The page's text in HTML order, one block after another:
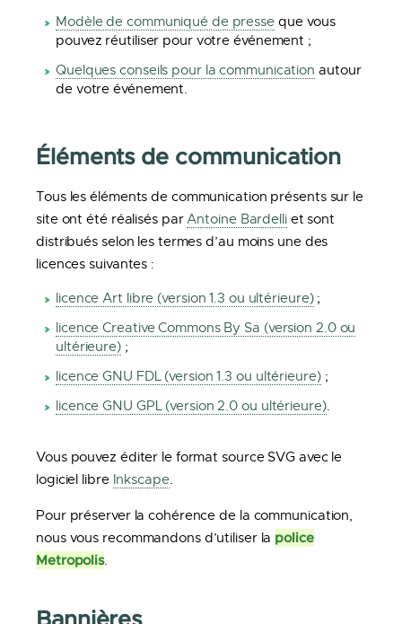
Modèle de communiqué de presse que vous
pouvez réutiliser pour votre événement ;
Quelques conseils pour la communication autour
de votre événement.
Éléments de communication
Tous les éléments de communication présents sur le
site ont été réalisés par Antoine Bardelliet sont
distribués selon les termes d’au moins une des
licences suivantes :
licence Art libre (version 1.3 ou ultérieure);
licence Creative Commons By Sa (version 2.0 ou
ultérieure);
licence GNU FDL (version 1.3 ou ultérieure);
licence GNU GPL (version 2.0 ou ultérieure).
Vous pouvez éditer le format source SVG avec le
logiciel libre Inkscape.
Pour préserver la cohérence de la communication,
nous vous recommandons d’utiliser la police
Metropolis.